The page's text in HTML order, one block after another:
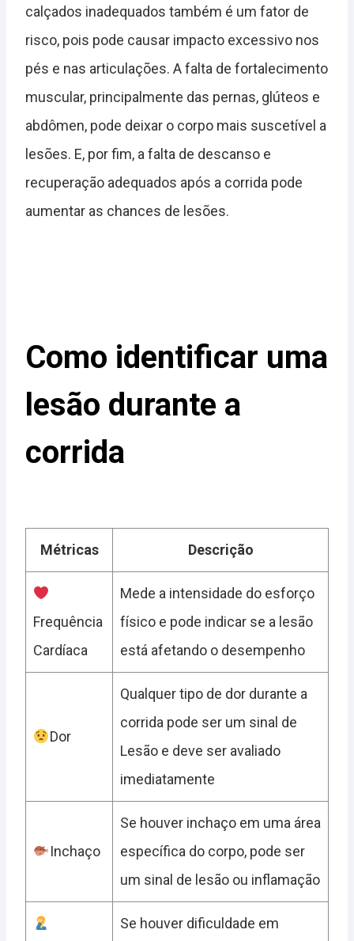
calçados inadequados também é um fator de
risco, pois pode causar impacto excessivo nos
pés e nas articulações. A falta de fortalecimento
muscular, principalmente das pernas, glúteos e
abdômen, pode deixar o corpo mais suscetível a
lesões. E, por fim, a falta de descanso e
recuperação adequados após a corrida pode
aumentar as chances de lesões.
Como identificar uma
lesão durante a
corrida
Métricas Descrição
Frequência
Cardíaca
Mede a intensidade do esforço
fí­sico e pode indicar se a lesão
está afetando o desempenho
Dor
Qualquer tipo de dor durante a
corrida pode ser um sinal de
Lesão e deve ser avaliado
imediatamente
Inchaço
Se houver inchaço em uma área
específica do corpo, pode ser
um sinal de lesão ou inflamação
Se houver dificuldade em